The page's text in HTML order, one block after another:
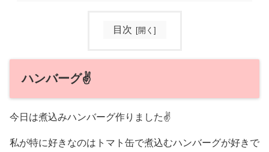
目次
ハンバーグ✌️
今日は煮込みハンバーグ作りました✌️
私が特に好きなのはトマト缶で煮込むハンバーグが好きで